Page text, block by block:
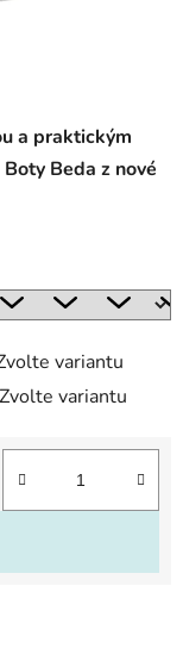
a praktickým
Beda z nové
variantu
Zvolte variantu